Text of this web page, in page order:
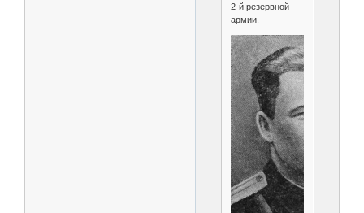
2-й резервной
армии.